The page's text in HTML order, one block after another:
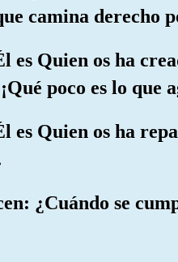
camina derecho
es Quien os ha
poco es lo que
es Quien os ha
¿Cuándo se